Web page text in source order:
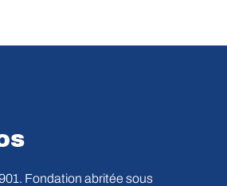
Fondation abritée sous